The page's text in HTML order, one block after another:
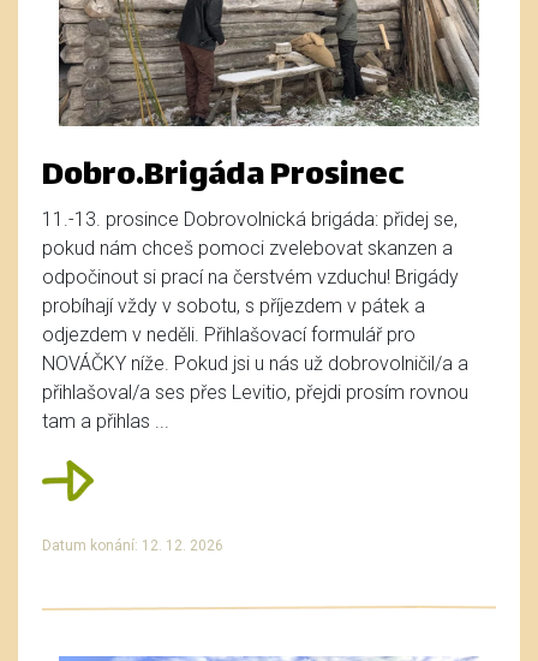
Dobro.Brigáda Prosinec
11.-13. prosince Dobrovolnická brigáda: přidej se,
pokud nám chceš pomoci zvelebovat skanzen a
odpočinout si prací na čerstvém vzduchu! Brigády
probíhají vždy v sobotu, s příjezdem v pátek a
odjezdem v neděli. Přihlašovací formulář pro
NOVÁČKY níže. Pokud jsi u nás už dobrovolničil/a a
přihlašoval/a ses přes Levitio, přejdi prosím rovnou
tam a přihlas ...
Datum konání: 12. 12. 2026